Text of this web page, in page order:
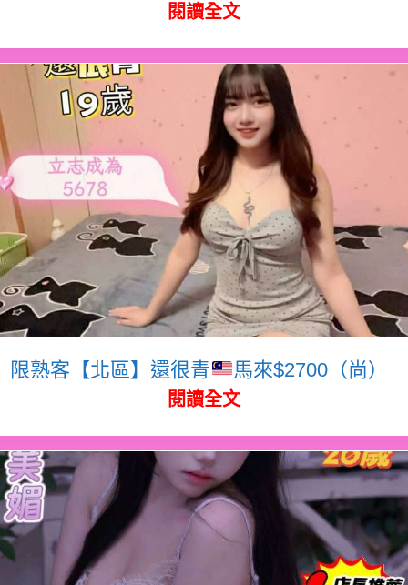
閱讀全文
限熟客【北區】還很青 馬來$2700（尚）
閱讀全文